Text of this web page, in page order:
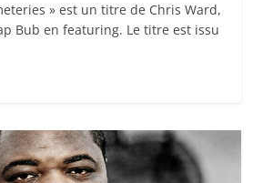
» est un titre de Chris Ward,
Bub en featuring. Le titre est issu